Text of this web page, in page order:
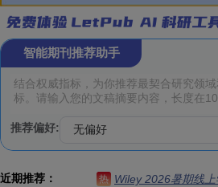
智能期刊推荐助手
推荐偏好:
近期推荐： 热 Wiley 2026暑期线